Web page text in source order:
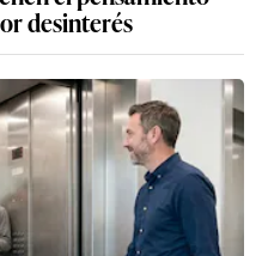
desinterés